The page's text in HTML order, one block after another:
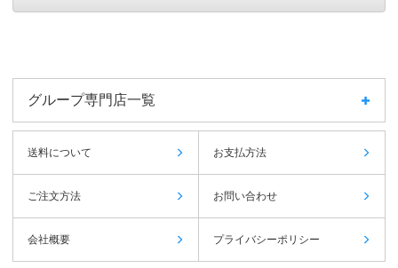
グループ専門店一覧
送料について お支払方法
ご注文方法 お問い合わせ
会社概要 プライバシーポリシー